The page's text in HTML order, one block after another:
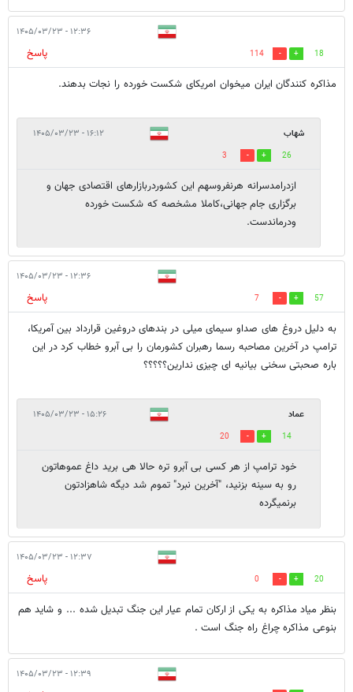
۱۲:۳۶ - ۱۴۰۵/۰۳/۲۳
18
114
پاسخ
مذاکره کنندگان ایران میخوان امریکای شکست خورده را نجات بدهند.
شهاب ۱۶:۱۲ - ۱۴۰۵/۰۳/۲۳
26
3
ازدرامدسرانه هرنفروسهم این کشوردربازارهای اقتصادی جهان و
برگزاری جام جهانی،کاملا مشخصه که شکست خورده
ودرماندست.
۱۲:۳۶ - ۱۴۰۵/۰۳/۲۳
57
7
پاسخ
به دلیل دروغ های صداو سیمای میلی در بندهای دروغین قرارداد بین آمریکا،
ترامپ در آخرین مصاحبه رسما رهبران کشورمان را بی آبرو خطاب کرد در این
باره صحبتی سخنی بیانیه ای چیزی ندارین؟؟؟؟؟
عماد ۱۵:۲۶ - ۱۴۰۵/۰۳/۲۳
14
20
خود ترامپ از هر کسی بی آبرو تره حالا هی برید داغ عموهاتون
رو به سینه بزنید، "آخرین نبرد" تموم شد دیگه شاهزادتون
برنمیگرده
۱۲:۳۷ - ۱۴۰۵/۰۳/۲۳
20
0
پاسخ
بنظر میاد مذاکره به یکی از ارکان تمام عیار این جنگ تبدیل شده ... و شاید هم
بنوعی مذاکره چراغ راه جنگ است .
۱۲:۳۹ - ۱۴۰۵/۰۳/۲۳